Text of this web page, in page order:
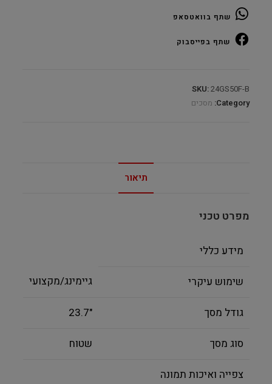
24"
1920×1080@180Hz
VA
שתף בוואטסאפ
שתף בפייסבוק
SKU:24GS50F-B
Category: מסכים
תיאור
מפרט טכני
מידע כללי
שימוש עיקרי גיימינג/מקצועי
גודל מסך "23.7
סוג מסך שטוח
צפייה ואיכות תמונה